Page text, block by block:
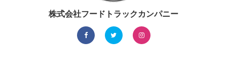
株式会社フードトラックカンパニー